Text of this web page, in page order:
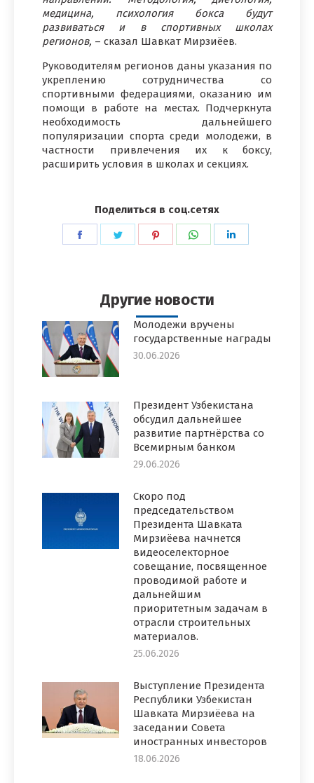
медицина, психология бокса будут
развиваться и в спортивных школах
регионов, – сказал Шавкат Мирзиёев.
Руководителям регионов даны указания по
укреплению сотрудничества со
спортивными федерациями, оказанию им
помощи в работе на местах. Подчеркнута
необходимость дальнейшего
популяризации спорта среди молодежи, в
частности привлечения их к боксу,
расширить условия в школах и секциях.
Поделиться в соц.сетях
ПоделитьсяПоделитьсяПоделитьсяПоделиться
Другие новости
Молодежи вручены
государственные награды
30.06.2026
Президент Узбекистана
обсудил дальнейшее
развитие партнёрства со
Всемирным банком
29.06.2026
Скоро под
председательством
Президента Шавката
Мирзиёева начнется
видеоселекторное
совещание, посвященное
проводимой работе и
дальнейшим
приоритетным задачам в
отрасли строительных
материалов.
25.06.2026
Выступление Президента
Республики Узбекистан
Шавката Мирзиёева на
заседании Совета
иностранных инвесторов
18.06.2026